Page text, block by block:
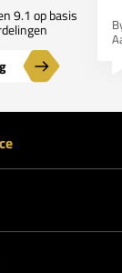
9.1 op basis